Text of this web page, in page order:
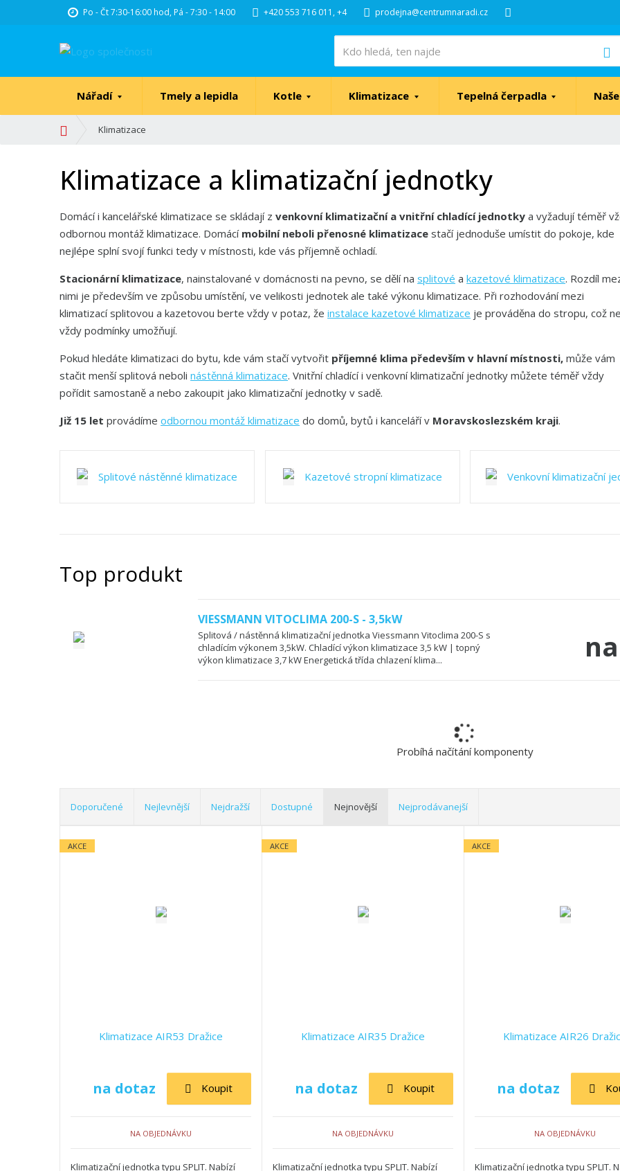
Po - Čt 7:30-16:00 hod, Pá - 7:30 - 14:00 +420 553 716 011, +4 prodejna@centrumnaradi.cz
Nářadí Tmely a lepidla Kotle Klimatizace Tepelná čerpadla
d
n
s
t
r
n
a
Klimatizace
Klimatizace a klimatizační jednotky
Domácí i kancelářské klimatizace se skládají zvenkovní klimatizační a vnitřní chladící jednotky a vyžadují téměř
odbornou montáž klimatizace. Domácí mobilní neboli přenosné klimatizace stačí jednoduše umístit do pokoje, kde
nejlépe splní svojí funkci tedy v místnosti, kde vás příjemně ochladí.
Stacionární klimatizace, nainstalované v domácnosti na pevno, se dělí nasplitové akazetové klimatizace. Rozdíl
nimi je především ve způsobu umístění, ve velikosti jednotek ale také výkonu klimatizace. Při rozhodování mezi
klimatizací splitovou a kazetovou berte vždy v potaz, žeinstalace kazetové klimatizace je prováděna do stropu, což ne
vždy podmínky umožňují.
Pokud hledáteklimatizaci do bytu, kde vám stačí vytvořit příjemné klima především v hlavní místnosti, může vám
stačit menší splitová nebolinástěnná klimatizace.Vnitřní chladící i venkovní klimatizační jednotky můžete téměř vždy
pořídit samostaně a nebo zakoupit jako klimatizační jednotky v sadě.
Již 15 let provádímeodbornou montáž klimatizace do domů, bytů i kanceláří v Moravskoslezském kraji.
Splitové nástěnné klimatizace Kazetové stropní klimatizace Venkovní klimatizační
Top produkt
VIESSMANN VITOCLIMA 200-S - 3,5kW
Splitová / nástěnná klimatizační jednotka Viessmann Vitoclima 200-S s
chladícím výkonem 3,5kW. Chladící výkon klimatizace 3,5 kW | topný
výkon klimatizace 3,7 kW Energetická třída chlazení klima...
Probíhá načítání komponenty
Doporučené Nejlevnější Nejdražší Dostupné Nejnovější
Nejprodávanejší
AKCE
Klimatizace AIR53 Dražice
na dotaz Koupit
NA OBJEDNÁVKU
Klimatizační jednotka typu SPLIT. Nabízí
AKCE
Klimatizace AIR35 Dražice
na dotaz Koupit
NA OBJEDNÁVKU
Klimatizační jednotka typu SPLIT. Nabízí
AKCE
Klimatizace AIR26
na dotaz
NA OBJEDNÁVKU
Klimatizační jednotka typu SPLIT.